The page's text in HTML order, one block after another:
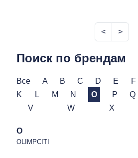
< >
Поиск по брендам
Все A B C D E F
K
L M N O P Q
V
W X
O
OLIMPCITI